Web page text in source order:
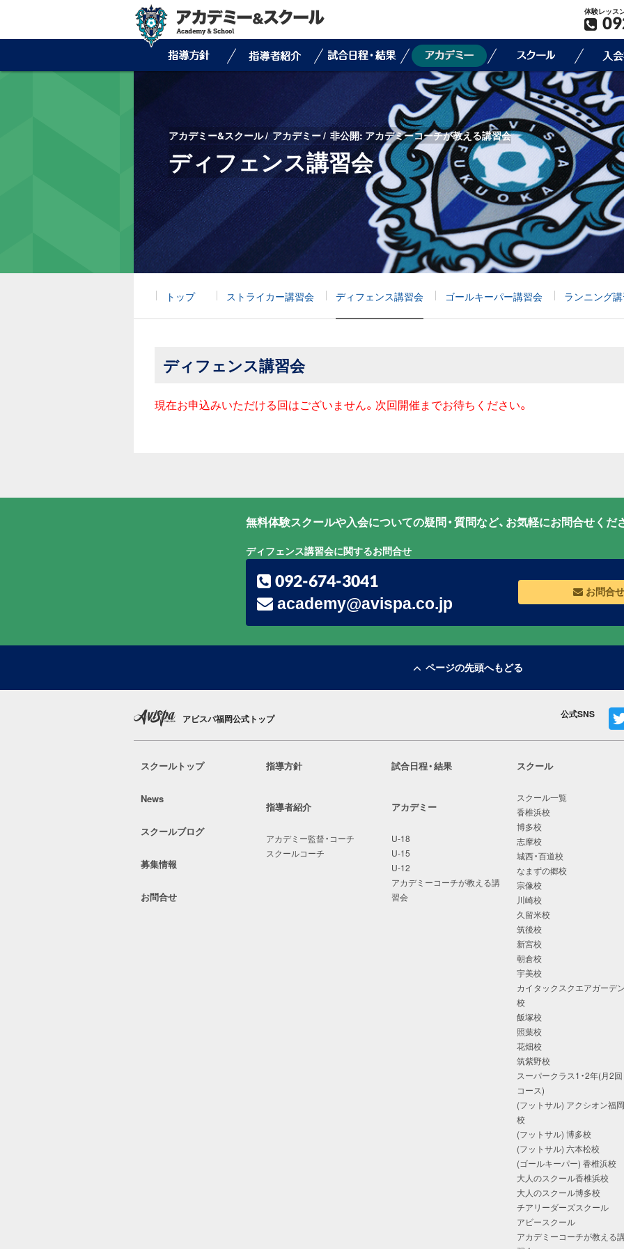
アカデミー&スクール アカデミー 非公開: アカデミーコーチが教える講習会
ディフェンス講習会
体験レッス
トップ ストライカー講習会 ディフェンス講習会 ゴールキーパー講習会 ランニング
ディフェンス講習会
現在お申込みいただける回はございません。次回開催までお待ちください。
無料体験スクールや入会についての疑問・質問など、お気軽にお問合せくだ
ディフェンス講習会に関するお問合せ
092-674-3041
academy@avispa.co.jp
お問合せ
ページの先頭へもどる
アビスパ福岡公式トップ 公式SNS
スクールトップ
News
スクールブログ
募集情報
お問合せ
指導方針
指導者紹介
アカデミー監督・コーチ
スクールコーチ
試合日程・結果
アカデミー
U-18
U-15
U-12
アカデミーコーチが教える講
習会
スクール
スクール一覧
香椎浜校
博多校
志摩校
城西・百道校
なまずの郷校
宗像校
川崎校
久留米校
筑後校
新宮校
朝倉校
宇美校
カイタックスクエアガーデン
校
飯塚校
照葉校
花畑校
筑紫野校
スーパークラス1・2年(月2回
コース)
(フットサル) アクシオン福岡
校
(フットサル) 博多校
(フットサル) 六本松校
(ゴールキーパー) 香椎浜校
大人のスクール香椎浜校
大人のスクール博多校
チアリーダーズスクール
アビースクール
アカデミーコーチが教える